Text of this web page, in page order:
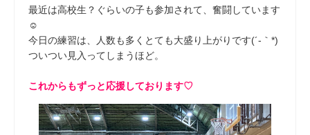
最近は高校生？ぐらいの子も参加されて、奮闘しています
☺
今日の練習は、人数も多くとても大盛り上がりです(´-｀*)
ついつい見入ってしまうほど。
これからもずっと応援しております♡